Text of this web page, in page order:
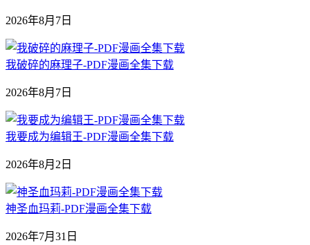
2026年8月7日
我破碎的麻理子-PDF漫画全集下载
2026年8月7日
我要成为编辑王-PDF漫画全集下载
2026年8月2日
神圣血玛莉-PDF漫画全集下载
2026年7月31日